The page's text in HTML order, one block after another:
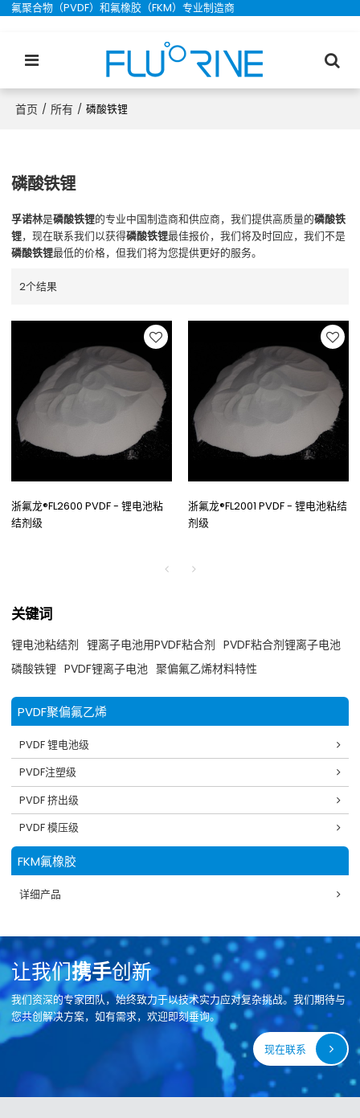
氟聚合物（PVDF）和氟橡胶（FKM）专业制造商
首页 / 所有 / 磷酸铁锂
磷酸铁锂
孚诺林是磷酸铁锂的专业中国制造商和供应商，我们提供高质量的磷酸铁
锂，现在联系我们以获得磷酸铁锂最佳报价，我们将及时回应，我们不是
磷酸铁锂最低的价格，但我们将为您提供更好的服务。
2个结果
浙氟龙®FL2600 PVDF - 锂电池粘
结剂级
浙氟龙®FL2001 PVDF - 锂电池粘结
剂级
关键词
锂电池粘结剂 锂离子电池用PVDF粘合剂 PVDF粘合剂锂离子电池
磷酸铁锂 PVDF锂离子电池 聚偏氟乙烯材料特性
PVDF聚偏氟乙烯
PVDF 锂电池级
PVDF注塑级
PVDF 挤出级
PVDF 模压级
FKM氟橡胶
详细产品
让我们携手创新
我们资深的专家团队，始终致力于以技术实力应对复杂挑战。我们期待与
您共创解决方案，如有需求，欢迎即刻垂询。
现在联系